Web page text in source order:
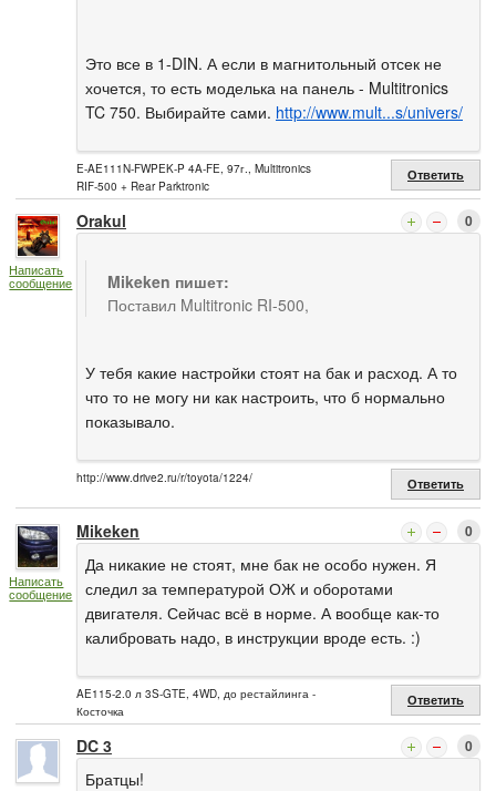
Это все в 1-DIN. А если в магнитольный отсек не
хочется, то есть моделька на панель - Multitronics
TC 750. Выбирайте сами. http://www.mult...s/univers/
E-AE111N-FWPEK-P 4A-FE, 97г., Multitronics
RIF-500 + Rear Parktronic
Ответить
Написать
сообщение
Orakul 0
Mikeken пишет:
Поставил Multitronic RI-500,
У тебя какие настройки стоят на бак и расход. А то
что то не могу ни как настроить, что б нормально
показывало.
http://www.drive2.ru/r/toyota/1224/ Ответить
Написать
сообщение
Mikeken 0
Да никакие не стоят, мне бак не особо нужен. Я
следил за температурой ОЖ и оборотами
двигателя. Сейчас всё в норме. А вообще как-то
калибровать надо, в инструкции вроде есть. :)
AE115-2.0 л 3S-GTE, 4WD, до рестайлинга -
Косточка
Ответить
DC 3 0
Братцы!